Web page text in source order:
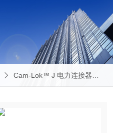
Cam-Lok™ J 电力连接器